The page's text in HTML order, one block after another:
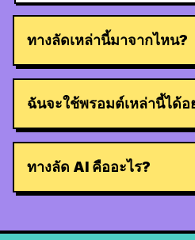
ทางลัดเหล่านี้มาจากไหน?
ฉันจะใช้พรอมต์เหล่านี้ได้อ
ทางลัด AI คืออะไร?